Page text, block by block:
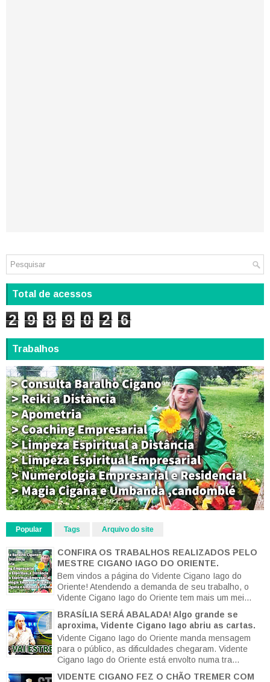
Total de acessos
2 9 8 9 0 2 6
Trabalhos
Popular Tags Arquivo do site
CONFIRA OS TRABALHOS REALIZADOS PELO
MESTRE CIGANO IAGO DO ORIENTE.
Bem vindos a página do Vidente Cigano Iago do
Oriente! Atendendo a demanda de seu trabalho, o
Vidente Cigano Iago do Oriente tem mais um mei...
BRASÍLIA SERÁ ABALADA! Algo grande se
aproxima, Vidente Cigano Iago abriu as cartas.
Vidente Cigano Iago do Oriente manda mensagem
para o público, as dificuldades chegaram. Vidente
Cigano Iago do Oriente está envolto numa tra...
VIDENTE CIGANO FEZ O CHÃO TREMER COM